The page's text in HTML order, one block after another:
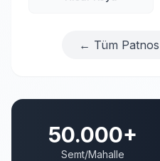
← Tüm
50.000+
Semt/Mahalle